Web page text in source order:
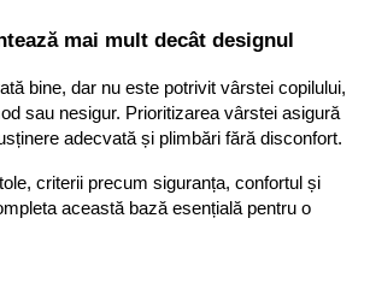
mai mult decât designul
bine, dar nu este potrivit vârstei copilului,
sau nesigur. Prioritizarea vârstei asigură
adecvată și plimbări fără disconfort.
criterii precum siguranța, confortul și
această bază esențială pentru o